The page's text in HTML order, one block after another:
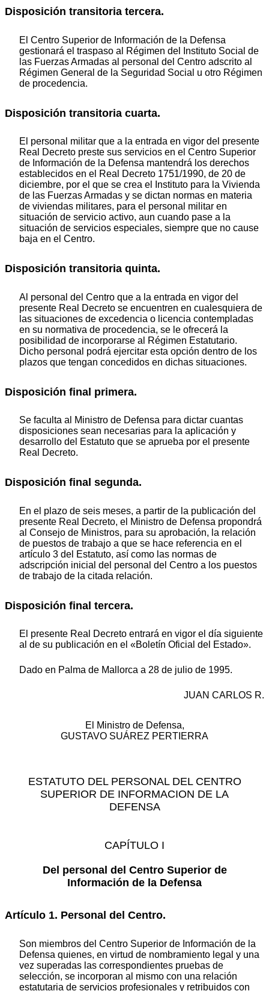
Disposición transitoria tercera.
El Centro Superior de Información de la Defensa
gestionará el traspaso al Régimen del Instituto Social de
las Fuerzas Armadas al personal del Centro adscrito al
Régimen General de la Seguridad Social u otro Régimen
de procedencia.
Disposición transitoria cuarta.
El personal militar que a la entrada en vigor del presente
Real Decreto preste sus servicios en el Centro Superior
de Información de la Defensa mantendrá los derechos
establecidos en el Real Decreto 1751/1990, de 20 de
diciembre, por el que se crea el Instituto para la Vivienda
de las Fuerzas Armadas y se dictan normas en materia
de viviendas militares, para el personal militar en
situación de servicio activo, aun cuando pase a la
situación de servicios especiales, siempre que no cause
baja en el Centro.
Disposición transitoria quinta.
Al personal del Centro que a la entrada en vigor del
presente Real Decreto se encuentren en cualesquiera de
las situaciones de excedencia o licencia contempladas
en su normativa de procedencia, se le ofrecerá la
posibilidad de incorporarse al Régimen Estatutario.
Dicho personal podrá ejercitar esta opción dentro de los
plazos que tengan concedidos en dichas situaciones.
Disposición final primera.
Se faculta al Ministro de Defensa para dictar cuantas
disposiciones sean necesarias para la aplicación y
desarrollo del Estatuto que se aprueba por el presente
Real Decreto.
Disposición final segunda.
En el plazo de seis meses, a partir de la publicación del
presente Real Decreto, el Ministro de Defensa propondrá
al Consejo de Ministros, para su aprobación, la relación
de puestos de trabajo a que se hace referencia en el
artículo 3 del Estatuto, así como las normas de
adscripción inicial del personal del Centro a los puestos
de trabajo de la citada relación.
Disposición final tercera.
El presente Real Decreto entrará en vigor el día siguiente
al de su publicación en el «Boletín Oficial del Estado».
Dado en Palma de Mallorca a 28 de julio de 1995.
JUAN CARLOS R.
El Ministro de Defensa,
GUSTAVO SUÁREZ PERTIERRA
ESTATUTO DEL PERSONAL DEL CENTRO
SUPERIOR DE INFORMACION DE LA
DEFENSA
CAPÍTULO I
Del personal del Centro Superior de
Información de la Defensa
Artículo 1. Personal del Centro.
Son miembros del Centro Superior de Información de la
Defensa quienes, en virtud de nombramiento legal y una
vez superadas las correspondientes pruebas de
selección, se incorporan al mismo con una relación
estatutaria de servicios profesionales y retribuidos con